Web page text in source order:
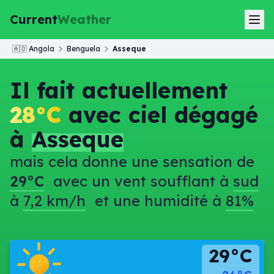
CurrentWeather
🇦🇴 Angola Benguela Asseque
Il fait actuellement
28°C avec ciel dégagé
à Asseque
mais cela donne une sensation de
29°C avec un vent soufflant à sud
à 7,2 km/h et une humidité à 81%
29°C